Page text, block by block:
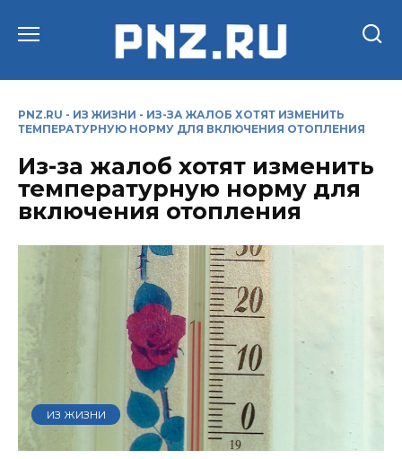
PNZ.RU - ИЗ ЖИЗНИ - ИЗ-ЗА ЖАЛОБ ХОТЯТ ИЗМЕНИТЬ
ТЕМПЕРАТУРНУЮ НОРМУ ДЛЯ ВКЛЮЧЕНИЯ ОТОПЛЕНИЯ
Из-за жалоб хотят изменить
температурную норму для
включения отопления
ИЗ ЖИЗНИ